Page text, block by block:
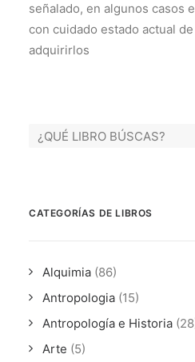
señalado, en algunos casos
con cuidado estado actual
adquirirlos
CATEGORÍAS DE LIBROS
Alquimia (86)
Antropologia (15)
Antropología e Historia
Arte (5)